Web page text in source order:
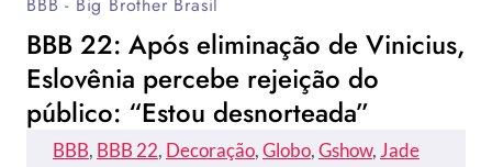
BBB 22: Após eliminação de Vinicius,
Eslovênia percebe rejeição do
público: “Estou desnorteada”
BBB, BBB 22, Decoração, Globo, Gshow, Jade